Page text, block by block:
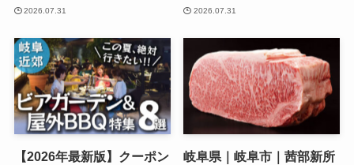
2026.07.31 2026.07.31
【2026年最新版】クーポン
岐阜県｜岐阜市｜茜部新所